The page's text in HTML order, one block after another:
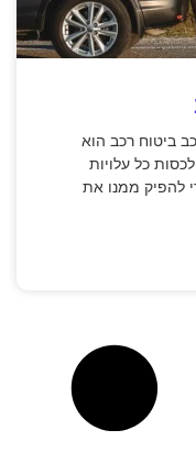
ביטוח רכב הוא
כל עלויות
להפיק ממנו את